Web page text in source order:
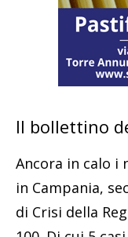
Il bollettino
Ancora in calo i
in Campania,
di Crisi della